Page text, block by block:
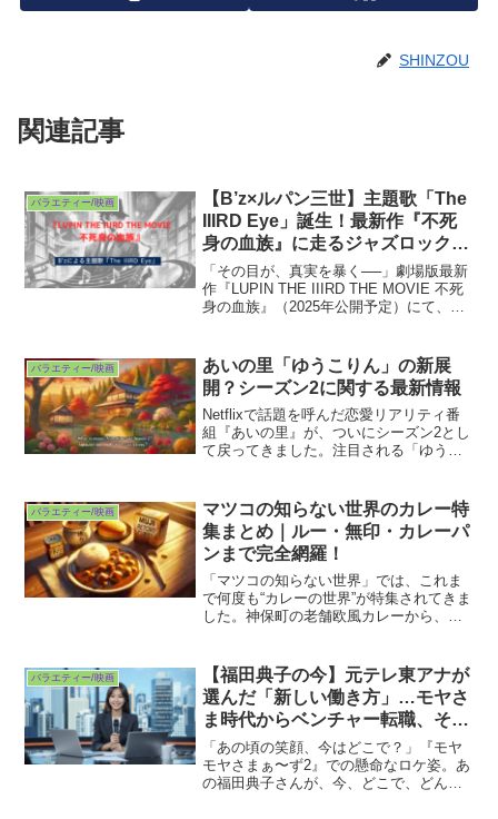
SHINZOU
関連記事
バラエティー/映画
【B’z×ルパン三世】主題歌「The
IIIRD Eye」誕生！最新作『不死
身の血族』に走るジャズロックの
衝撃
「その目が、真実を暴く──」劇場版最新
作『LUPIN THE IIIRD THE MOVIE 不死
身の血族』（2025年公開予定）にて、B’z
させた異色の...
バラエティー/映画
あいの里「ゆうこりん」の新展
開？シーズン2に関する最新情報
Netflixで話題を呼んだ恋愛リアリティ番
組『あいの里』が、ついにシーズン2とし
て戻ってきました。注目される「ゆうこ
います。今回は、ゆうこりんの心境の変
化、新メンバ...
バラエティー/映画
マツコの知らない世界のカレー特
集まとめ｜ルー・無印・カレーパ
ンまで完全網羅！
「マツコの知らない世界」では、これま
で何度も“カレーの世界”が特集されてきま
した。神保町の老舗欧風カレーから、全
ションとともに話題になった注目メニュ
ーが続々登場。この記...
バラエティー/映画
【福田典子の今】元テレ東アナが
選んだ「新しい働き方」…モヤさ
ま時代からベンチャー転職、そし
てその先へ
「あの頃の笑顔、今はどこで？」『モヤ
モヤさまぁ〜ず2』での懸命なロケ姿。あ
の福田典子さんが、今、どこで、どんな